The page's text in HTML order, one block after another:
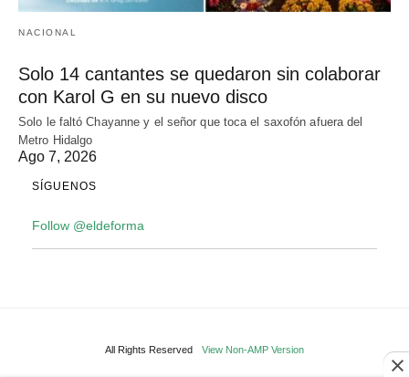
NACIONAL
Solo 14 cantantes se quedaron sin colaborar
con Karol G en su nuevo disco
Solo le faltó Chayanne y el señor que toca el saxofón afuera del
Metro Hidalgo
Ago 7, 2026
SÍGUENOS
Follow @eldeforma
All Rights Reserved View Non-AMP Version